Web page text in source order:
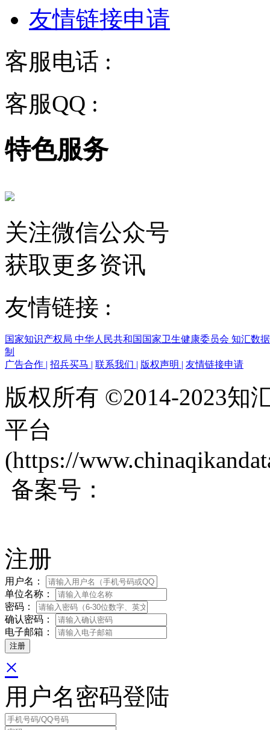
友情链接申请
客服电话 :
客服QQ :
特色服务
关注微信公众号
获取更多资讯
友情链接 :
国家知识产权局 中华人民共和国国家卫生健康委员会 知汇数
制
广告合作 | 招兵买马 | 联系我们 | 版权声明 | 友情链接申请
版权所有 ©2014-2023知
平台
(https://
备案号：
注册
用户名：
单位名称：
密码：
确认密码：
电子邮箱：
×
用户名密码登陆